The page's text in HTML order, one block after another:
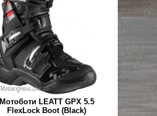
Мотоботи LEATT GPX 5.5
FlexLock Boot (Black)